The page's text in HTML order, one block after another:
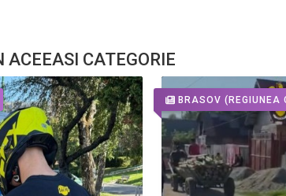
CATEGORIE
BRASOV (REGIUNEA